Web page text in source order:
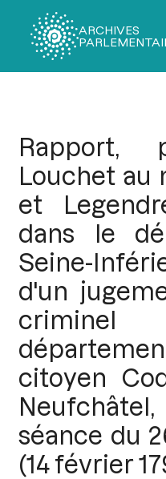
ARCHIVES
Rapport,
Louchet au
et
dans le
Seine-
d'un
citoyen
séance du
(14 février